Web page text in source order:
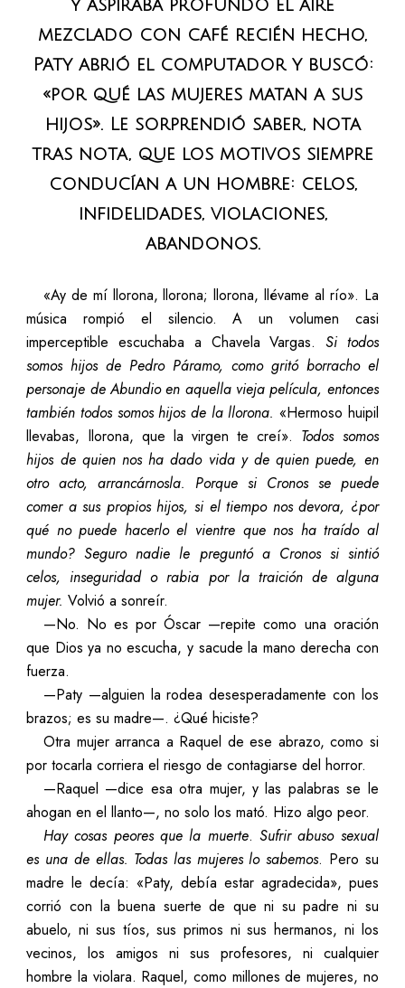
y aspiraba profundo el aire
mezclado con café recién hecho,
Paty abrió el computador y buscó:
«por qué las mujeres matan a sus
hijos». Le sorprendió saber, nota
tras nota, que los motivos siempre
conducían a un hombre: celos,
infidelidades, violaciones,
abandonos.
«Ay de mí llorona, llorona; llorona, llévame al río». La
música rompió el silencio. A un volumen casi
imperceptible escuchaba a Chavela Vargas. Si todos
somos hijos de Pedro Páramo, como gritó borracho el
personaje de Abundio en aquella vieja película, entonces
también todos somos hijos de la llorona. «Hermoso huipil
llevabas, llorona, que la virgen te creí». Todos somos
hijos de quien nos ha dado vida y de quien puede, en
otro acto, arrancárnosla. Porque si Cronos se puede
comer a sus propios hijos, si el tiempo nos devora, ¿por
qué no puede hacerlo el vientre que nos ha traído al
mundo? Seguro nadie le preguntó a Cronos si sintió
celos, inseguridad o rabia por la traición de alguna
mujer. Volvió a sonreír.
—No. No es por Óscar —repite como una oración
que Dios ya no escucha, y sacude la mano derecha con
fuerza.
—Paty —alguien la rodea desesperadamente con los
brazos; es su madre—. ¿Qué hiciste?
Otra mujer arranca a Raquel de ese abrazo, como si
por tocarla corriera el riesgo de contagiarse del horror.
—Raquel —dice esa otra mujer, y las palabras se le
ahogan en el llanto—, no solo los mató. Hizo algo peor.
Hay cosas peores que la muerte. Sufrir abuso sexual
es una de ellas. Todas las mujeres lo sabemos. Pero su
madre le decía: «Paty, debía estar agradecida», pues
corrió con la buena suerte de que ni su padre ni su
abuelo, ni sus tíos, sus primos ni sus hermanos, ni los
vecinos, los amigos ni sus profesores, ni cualquier
hombre la violara. Raquel, como millones de mujeres, no